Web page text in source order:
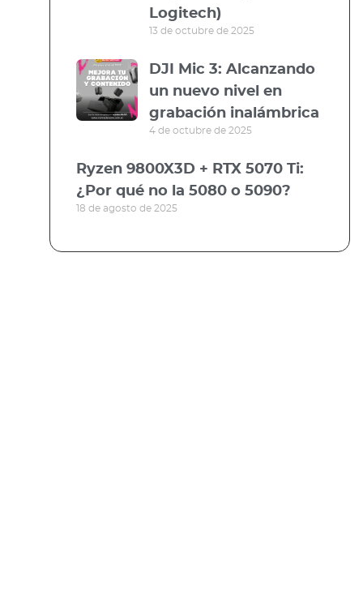
Logitech)
13 de octubre de 2025
DJI Mic 3: Alcanzando
un nuevo nivel en
grabación inalámbrica
4 de octubre de 2025
Ryzen 9800X3D + RTX 5070 Ti:
¿Por qué no la 5080 o 5090?
18 de agosto de 2025